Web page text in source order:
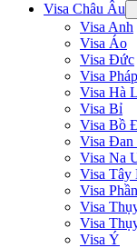
Visa Châu Âu
Visa Anh
Visa Áo
Visa Đức
Visa Pháp
Visa Hà
Visa Bỉ
Visa Bồ
Visa Đan
Visa Na
Visa Tây
Visa
Visa
Visa
Visa Ý